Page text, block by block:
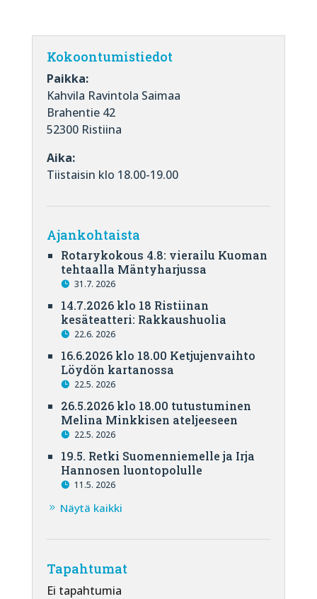
Kokoontumistiedot
Paikka:
Kahvila Ravintola Saimaa
Brahentie 42
52300 Ristiina
Aika:
Tiistaisin klo 18.00-19.00
Ajankohtaista
Rotarykokous 4.8: vierailu Kuoman
tehtaalla Mäntyharjussa
31.7. 2026
14.7.2026 klo 18 Ristiinan
kesäteatteri: Rakkaushuolia
22.6. 2026
16.6.2026 klo 18.00 Ketjujenvaihto
Löydön kartanossa
22.5. 2026
26.5.2026 klo 18.00 tutustuminen
Melina Minkkisen ateljeeseen
22.5. 2026
19.5. Retki Suomenniemelle ja Irja
Hannosen luontopolulle
11.5. 2026
Näytä kaikki
Tapahtumat
Ei tapahtumia